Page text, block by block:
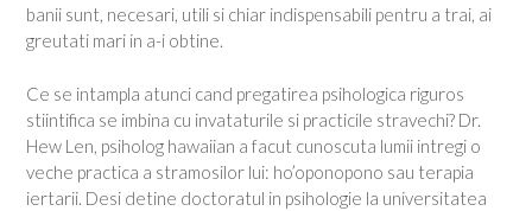
banii sunt, necesari, utili si chiar indispensabili pentru a trai, ai
greutati mari in a-i obtine.
Ce se intampla atunci cand pregatirea psihologica riguros
stiintifica se imbina cu invataturile si practicile stravechi? Dr.
Hew Len, psiholog hawaiian a facut cunoscuta lumii intregi o
veche practica a stramosilor lui: ho’oponopono sau terapia
iertarii. Desi detine doctoratul in psihologie la universitatea